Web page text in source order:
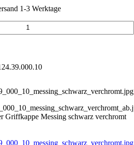
1-3 Werktage
Messing schwarz verchromt